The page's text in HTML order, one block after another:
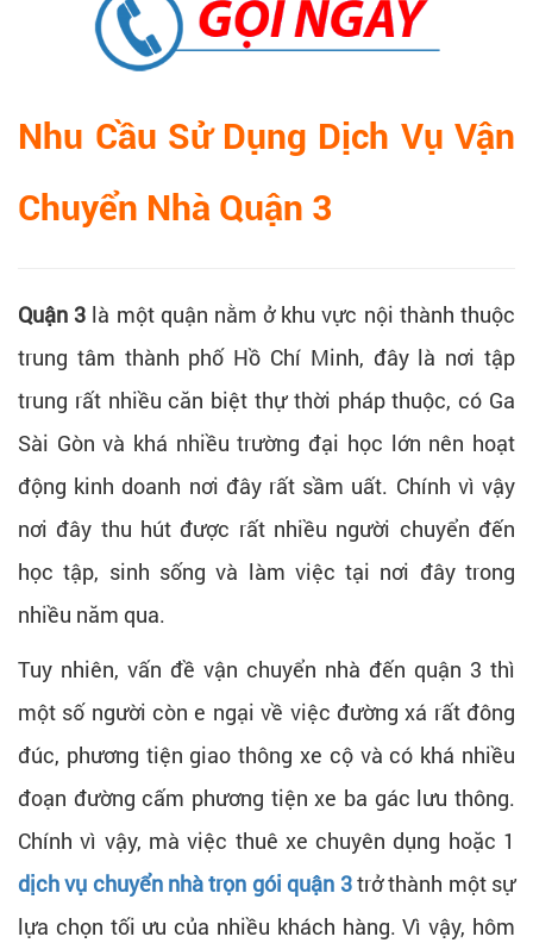
Nhu Cầu Sử Dụng Dịch Vụ Vận
Chuyển Nhà Quận 3
Quận 3 là một quận nằm ở khu vực nội thành thuộc
trung tâm thành phố Hồ Chí Minh, đây là nơi tập
trung rất nhiều căn biệt thự thời pháp thuộc, có Ga
Sài Gòn và khá nhiều trường đại học lớn nên hoạt
động kinh doanh nơi đây rất sầm uất. Chính vì vậy
nơi đây thu hút được rất nhiều người chuyển đến
học tập, sinh sống và làm việc tại nơi đây trong
nhiều năm qua.
Tuy nhiên, vấn đề vận chuyển nhà đến quận 3 thì
một số người còn e ngại về việc đường xá rất đông
đúc, phương tiện giao thông xe cộ và có khá nhiều
đoạn đường cấm phương tiện xe ba gác lưu thông.
Chính vì vậy, mà việc thuê xe chuyên dụng hoặc 1
dịch vụ chuyển nhà trọn gói quận 3trở thành một sự
lựa chọn tối ưu của nhiều khách hàng. Vì vậy, hôm